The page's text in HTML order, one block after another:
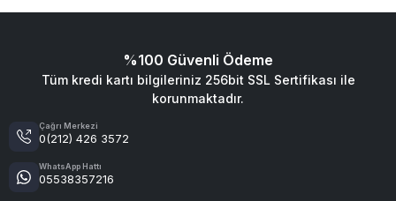
%100 Güvenli Ödeme
Tüm kredi kartı bilgileriniz 256bit SSL Sertifikası ile
korunmaktadır.
Çağrı Merkezi
0(212) 426 3572
WhatsApp Hattı
05538357216